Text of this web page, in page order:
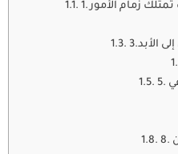
تمتلك زمام الأمور
الأبد